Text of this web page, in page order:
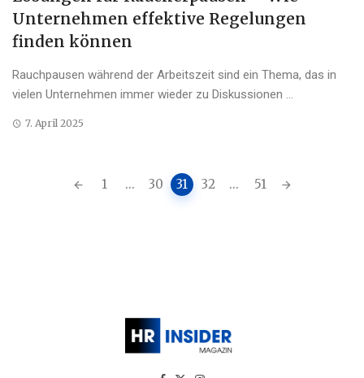
Unternehmen effektive Regelungen
finden können
Rauchpausen während der Arbeitszeit sind ein Thema, das in
vielen Unternehmen immer wieder zu Diskussionen ...
7. April 2025
1 ... 30 31 32 ... 51